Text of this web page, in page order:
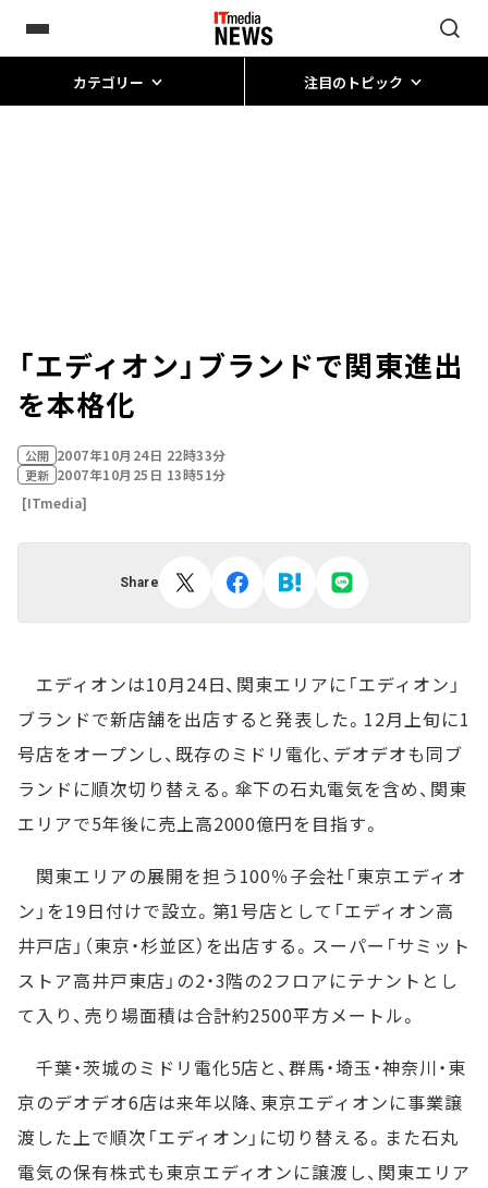
カテゴリー 注目のトピック
「エディオン」ブランドで関東進出
を本格化
公開 2007年10月24日 22時33分
更新 2007年10月25日 13時51分
[ITmedia]
Share
エディオンは10月24日、関東エリアに「エディオン」
ブランドで新店舗を出店すると発表した。12月上旬に1
号店をオープンし、既存のミドリ電化、デオデオも同ブ
ランドに順次切り替える。傘下の石丸電気を含め、関東
エリアで5年後に売上高2000億円を目指す。
関東エリアの展開を担う100％子会社「東京エディオ
ン」を19日付けで設立。第1号店として「エディオン高
井戸店」（東京・杉並区）を出店する。スーパー「サミット
ストア高井戸東店」の2・3階の2フロアにテナントとし
て入り、売り場面積は合計約2500平方メートル。
千葉・茨城のミドリ電化5店と、群馬・埼玉・神奈川・東
京のデオデオ6店は来年以降、東京エディオンに事業譲
渡した上で順次「エディオン」に切り替える。また石丸
電気の保有株式も東京エディオンに譲渡し、関東エリア